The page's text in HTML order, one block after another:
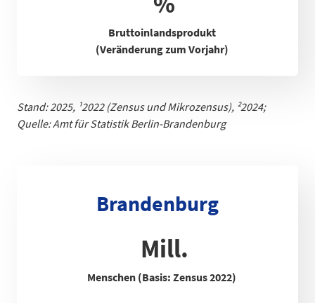
Bruttoinlandsprodukt
(Veränderung zum Vorjahr)
Stand: 2025, ¹2022 (Zensus und Mikrozensus), ²2024;
Quelle: Amt für Statistik Berlin-Brandenburg
Brandenburg
Mill.
Menschen (Basis: Zensus 2022)